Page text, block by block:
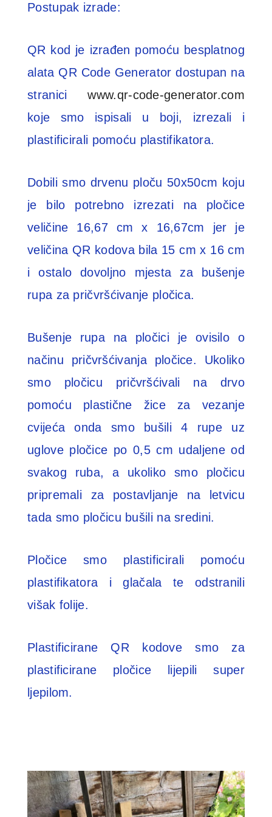
Postupak izrade:
QR kod je izrađen pomoću besplatnog
alata QR Code Generator dostupan na
straniciwww.qr-code-generator.com
koje smo ispisali u boji, izrezali i
plastificirali pomoću plastifikatora.
Dobili smo drvenu ploču 50x50cm koju
je bilo potrebno izrezati na pločice
veličine 16,67 cm x 16,67cm jer je
veličina QR kodova bila 15 cm x 16 cm
i ostalo dovoljno mjesta za bušenje
rupa za pričvršćivanje pločica.
Bušenje rupa na pločici je ovisilo o
načinu pričvršćivanja pločice. Ukoliko
smo pločicu pričvršćivali na drvo
pomoću plastične žice za vezanje
cvijeća onda smo bušili 4 rupe uz
uglove pločice po 0,5 cm udaljene od
svakog ruba, a ukoliko smo pločicu
pripremali za postavljanje na letvicu
tada smo pločicu bušili na sredini.
Pločice smo plastificirali pomoću
plastifikatora i glačala te odstranili
višak folije.
Plastificirane QR kodove smo za
plastificirane pločice lijepili super
ljepilom.